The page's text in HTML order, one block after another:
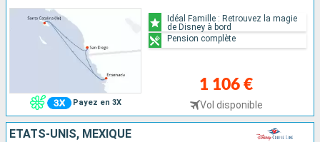
Payez en 3X
1 106 €
Vol disponible
Idéal Famille : Retrouvez la magie
de Disney à bord
Pension complète
ÉTATS-UNIS, MEXIQUE